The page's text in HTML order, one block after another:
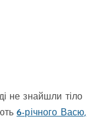
не знайшли тіло
6-річного Васю,